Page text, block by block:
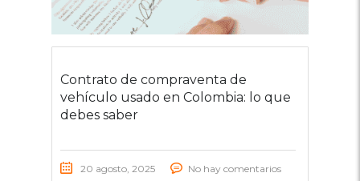
Contrato de compraventa de
vehículo usado en Colombia: lo que
debes saber
20 agosto, 2025 No hay comentarios